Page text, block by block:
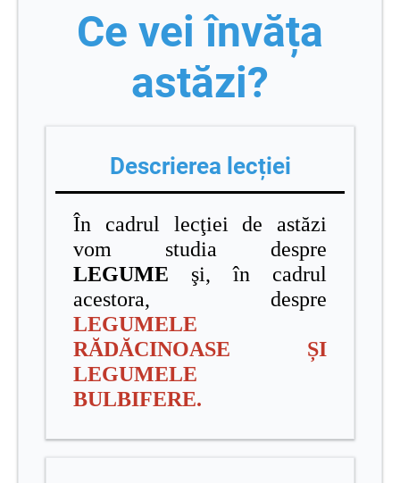
Ce vei învăța
astăzi?
Descrierea lecției
În cadrul lecţiei de astăzi
vom studia despre
LEGUME şi, în cadrul
acestora, despre
LEGUMELE
RĂDĂCINOASE ȘI
LEGUMELE
BULBIFERE.